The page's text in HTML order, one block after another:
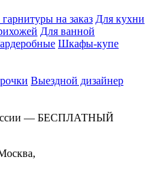
на заказ Для кухни
Для ванной
Шкафы-купе
Выездной дизайнер
— БЕСПЛАТНЫЙ